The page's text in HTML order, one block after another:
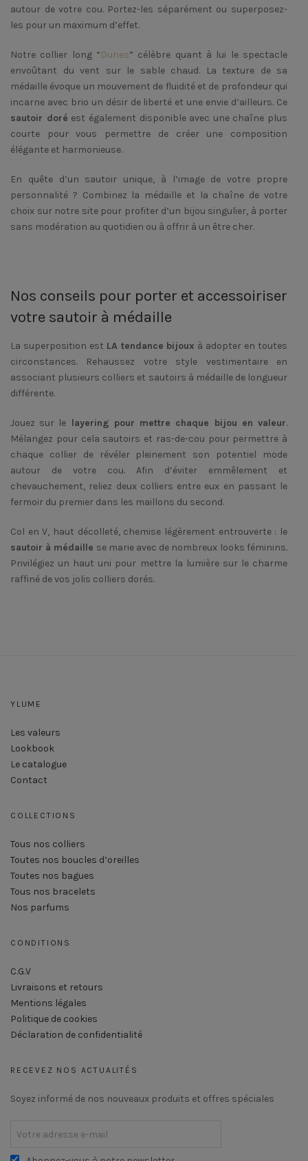
autour de votre cou. Portez-les séparément ou superposez-
les pour un maximum d’effet.
Notre collier long “Dunes” célèbre quant à lui le spectacle
envoûtant du vent sur le sable chaud. La texture de sa
médaille évoque un mouvement de fluidité et de profondeur qui
incarne avec brio un désir de liberté et une envie d’ailleurs. Ce
sautoir doré est également disponible avec une chaîne plus
courte pour vous permettre de créer une composition
élégante et harmonieuse.
En quête d’un sautoir unique, à l’image de votre propre
personnalité ? Combinez la médaille et la chaîne de votre
choix sur notre site pour profiter d’un bijou singulier, à porter
sans modération au quotidien ou à offrir à un être cher.
Nos conseils pour porter et accessoiriser
votre sautoir à médaille
La superposition est LA tendance bijoux à adopter en toutes
circonstances. Rehaussez votre style vestimentaire en
associant plusieurs colliers et sautoirs à médaille de longueur
différente.
Jouez sur le layering pour mettre chaque bijou en valeur.
Mélangez pour cela sautoirs et ras-de-cou pour permettre à
chaque collier de révéler pleinement son potentiel mode
autour de votre cou. Afin d’éviter emmêlement et
chevauchement, reliez deux colliers entre eux en passant le
fermoir du premier dans les maillons du second.
Col en V, haut décolleté, chemise légèrement entrouverte : le
sautoir à médaille se marie avec de nombreux looks féminins.
Privilégiez un haut uni pour mettre la lumière sur le charme
raffiné de vos jolis colliers dorés.
YLUME
Les valeurs
Lookbook
Le catalogue
Contact
COLLECTIONS
Tous nos colliers
Toutes nos boucles d’oreilles
Toutes nos bagues
Tous nos bracelets
Nos parfums
CONDITIONS
C.G.V
Livraisons et retours
Mentions légales
Politique de cookies
Déclaration de confidentialité
RECEVEZ NOS ACTUALITÉS
Soyez informé de nos nouveaux produits et offres spéciales